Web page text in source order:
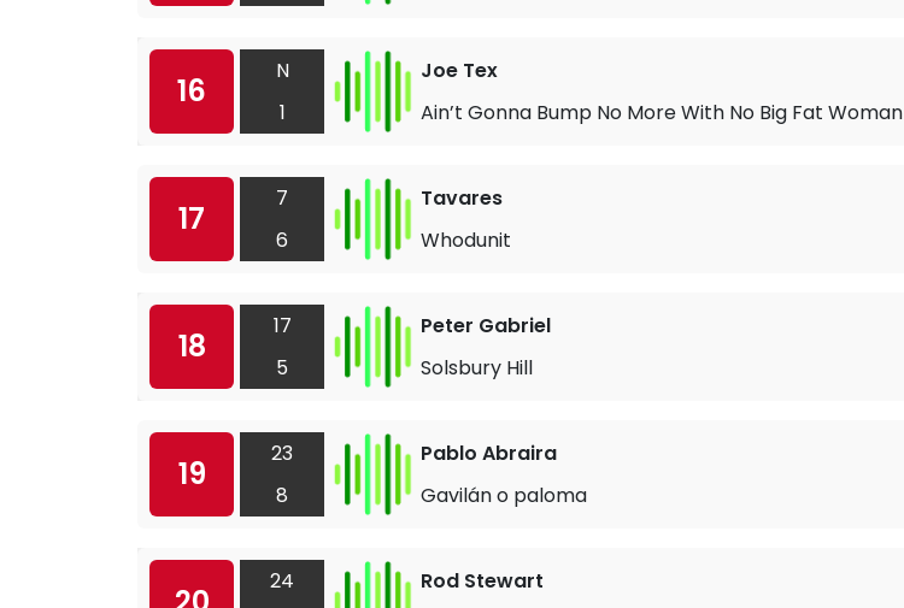
16
N
1
Joe Tex
Ain’t Gonna Bump No More With No Big Fat Woman
17
7
6
Tavares
Whodunit
18
17
5
Peter Gabriel
Solsbury Hill
19
23
8
Pablo Abraira
Gavilán o paloma
24 Rod Stewart